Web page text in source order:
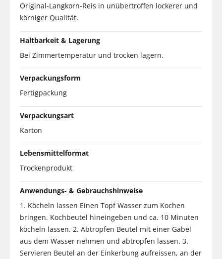
Original-Langkorn-Reis in unübertroffen lockerer und
körniger Qualität.
Haltbarkeit & Lagerung
Bei Zimmertemperatur und trocken lagern.
Verpackungsform
Fertigpackung
Verpackungsart
Karton
Lebensmittelformat
Trockenprodukt
Anwendungs- & Gebrauchshinweise
1. Köcheln lassen Einen Topf Wasser zum Kochen
bringen. Kochbeutel hineingeben und ca. 10 Minuten
köcheln lassen. 2. Abtropfen Beutel mit einer Gabel
aus dem Wasser nehmen und abtropfen lassen. 3.
Servieren Beutel an der Einkerbung aufreissen, an der